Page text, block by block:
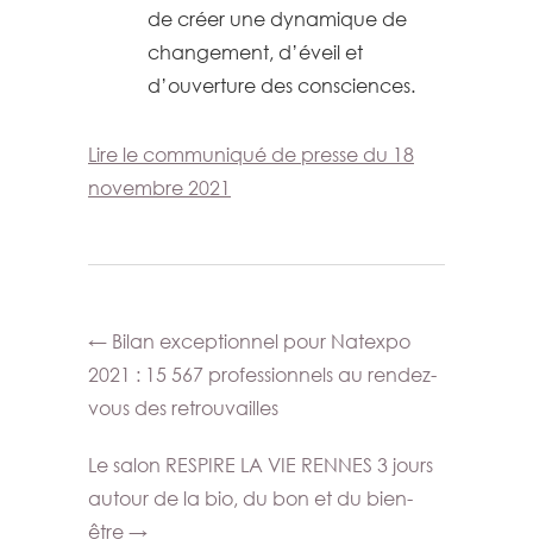
de créer une dynamique de
changement, d’éveil et
d’ouverture des consciences.
Lire le communiqué de presse du 18
novembre 2021
← Bilan exceptionnel pour Natexpo
2021 : 15 567 professionnels au rendez-
vous des retrouvailles
Le salon RESPIRE LA VIE RENNES 3 jours
autour de la bio, du bon et du bien-
être→